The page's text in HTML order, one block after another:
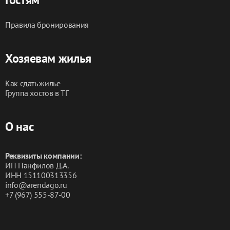
Правила бронирования
Хозяевам жилья
Как сдать жилье
Группа хостов в ТГ
О нас
Реквизиты компании:
ИП Панфилов Д.А.
ИНН 151100313356
info@arendago.ru
+7 (967) 555-87-00